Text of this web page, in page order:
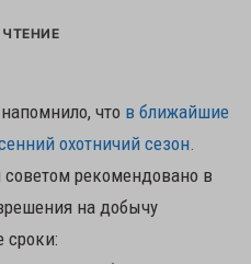
что в ближайшие
охотничий сезон.
рекомендовано в
на добычу
сроки: